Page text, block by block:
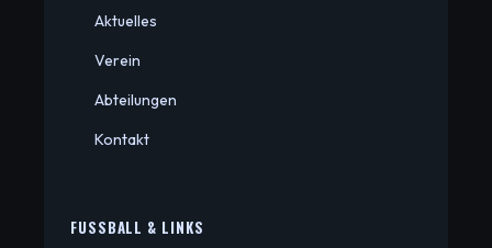
Aktuelles
Verein
Abteilungen
Kontakt
FUSSBALL & LINKS